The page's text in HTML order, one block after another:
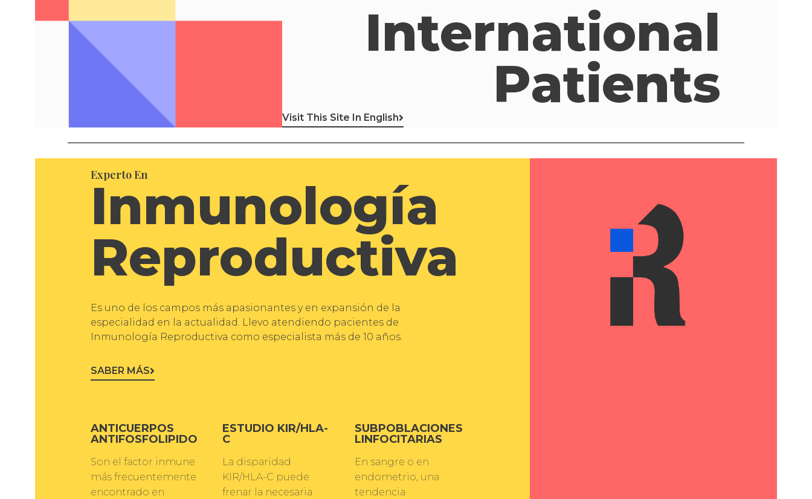
International
Patients
Visit This Site In English
Experto En
Inmunología
Reproductiva
Es uno de los campos más apasionantes y en expansión de la
especialidad en la actualidad. Llevo atendiendo pacientes de
Inmunología Reproductiva como especialista más de 10 años.
SABER MÁS
ANTICUERPOS
ANTIFOSFOLIPIDO
Son el factor inmune
más frecuentemente
encontrado en
ESTUDIO KIR/HLA-
C
La disparidad
KIR/HLA-C puede
frenar la necesaria
SUBPOBLACIONES
LINFOCITARIAS
En sangre o en
endometrio, una
tendencia